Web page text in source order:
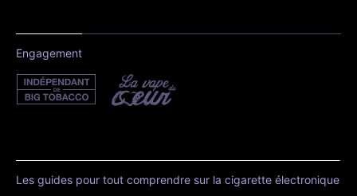
Engagement
Les guides pour tout comprendre sur la cigarette électronique